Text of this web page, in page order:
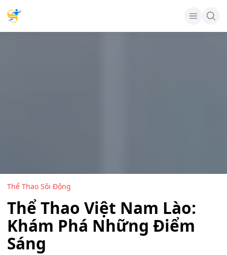
Thể Thao Sôi Động
Thể Thao Việt Nam Lào:
Khám Phá Những Điểm
Sáng